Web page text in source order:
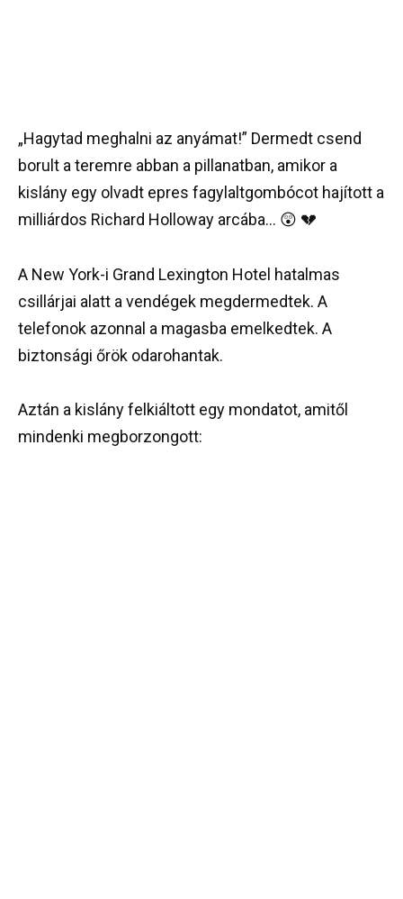
„Hagytad meghalni az anyámat!” Dermedt csend
borult a teremre abban a pillanatban, amikor a
kislány egy olvadt epres fagylaltgombócot hajított a
milliárdos Richard Holloway arcába… 😲 💔
A New York-i Grand Lexington Hotel hatalmas
csillárjai alatt a vendégek megdermedtek. A
telefonok azonnal a magasba emelkedtek. A
biztonsági őrök odarohantak.
Aztán a kislány felkiáltott egy mondatot, amitől
mindenki megborzongott: